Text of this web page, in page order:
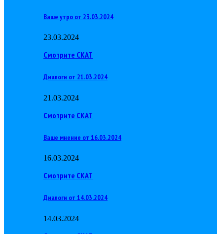
Ваше утро от 23.03.2024
23.03.2024
Смотрите СКАТ
Диалоги от 21.03.2024
21.03.2024
Смотрите СКАТ
Ваше мнение от 16.03.2024
16.03.2024
Смотрите СКАТ
Диалоги от 14.03.2024
14.03.2024